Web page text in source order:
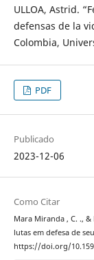
ULLOA, Astrid.
defensas de la
Colombia,
PDF
Publicado
2023-12-06
Como Citar
Mara Miranda , C. .,
lutas em defesa de
https://doi.org/